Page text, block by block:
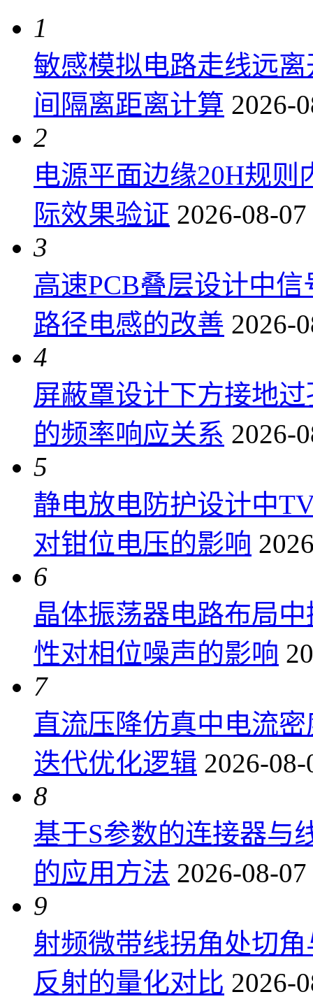
1
敏感模拟电路走线远
间隔离距离计算 2026-
2
电源平面边缘20H规
际效果验证 2026-08-
3
高速PCB叠层设计中
路径电感的改善 2026-
4
屏蔽罩设计下方接地
的频率响应关系 2026-
5
静电放电防护设计中
对钳位电压的影响
6
晶体振荡器电路布局
性对相位噪声的影响
7
直流压降仿真中电流
迭代优化逻辑 2026-
8
基于S参数的连接器与
的应用方法 2026-08-
9
射频微带线拐角处切
反射的量化对比 2026-